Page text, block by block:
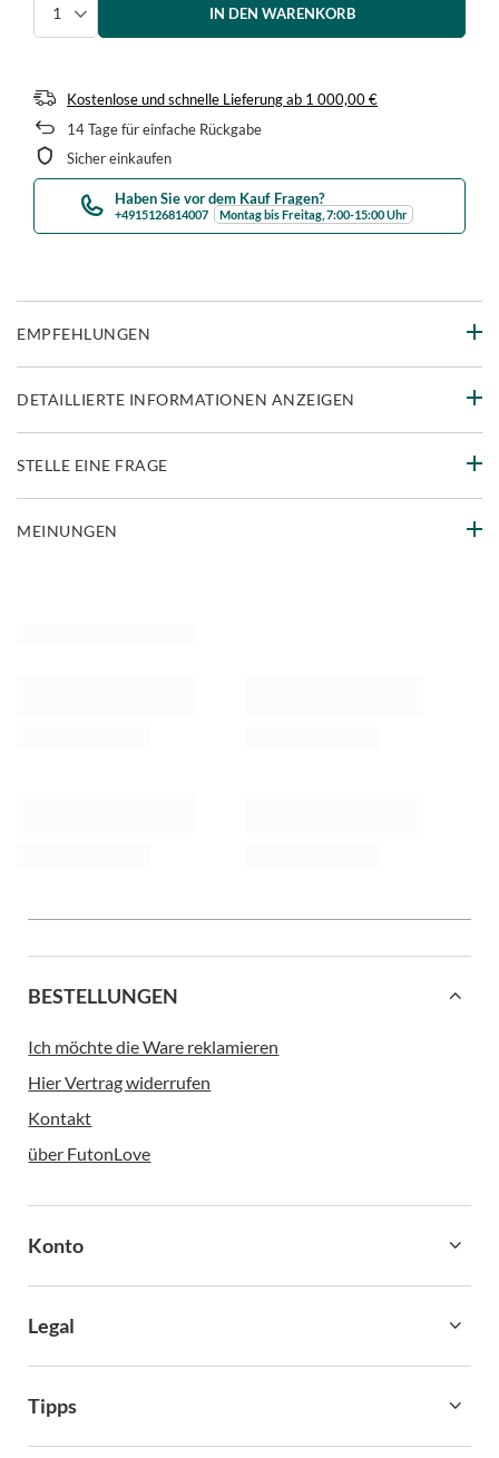
IN DEN WARENKORB
Kostenlose und schnelle Lieferungab 1 000,00 €
14Tage für einfache Rückgabe
Sicher einkaufen
Haben Sie vor dem Kauf Fragen?
+4915126814007 Montag bis Freitag, 7:00-15:00 Uhr
EMPFEHLUNGEN
DETAILLIERTE INFORMATIONEN ANZEIGEN
STELLE EINE FRAGE
MEINUNGEN
BESTELLUNGEN
Ich möchte die Ware reklamieren
Hier Vertrag widerrufen
Kontakt
über FutonLove
Konto
Legal
Tipps